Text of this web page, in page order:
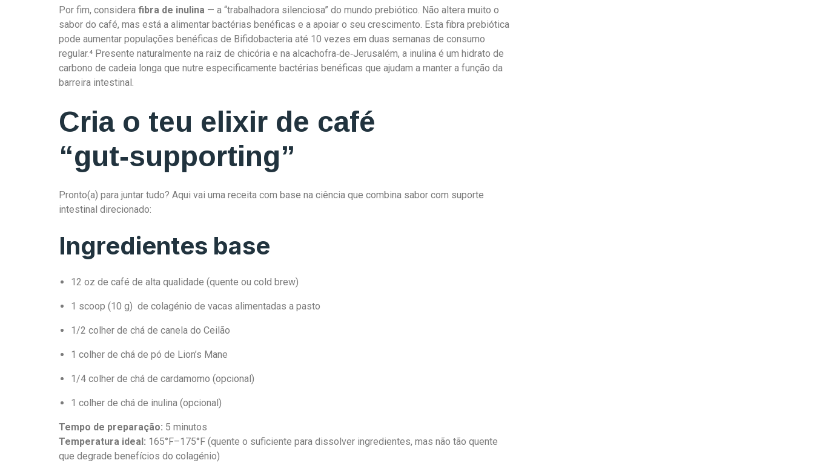
Por fim, considera fibra de inulina — a “trabalhadora silenciosa” do mundo prebiótico. Não altera muito o
sabor do café, mas está a alimentar bactérias benéficas e a apoiar o seu crescimento. Esta fibra prebiótica
pode aumentar populações benéficas de Bifidobacteria até 10 vezes em duas semanas de consumo
regular.⁴ Presente naturalmente na raiz de chicória e na alcachofra‑de‑Jerusalém, a inulina é um hidrato de
carbono de cadeia longa que nutre especificamente bactérias benéficas que ajudam a manter a função da
barreira intestinal.
Cria o teu elixir de café
“gut‑supporting”
Pronto(a) para juntar tudo? Aqui vai uma receita com base na ciência que combina sabor com suporte
intestinal direcionado:
Ingredientes base
12 oz de café de alta qualidade (quente ou cold brew)
1 scoop (10 g) de colagénio de vacas alimentadas a pasto
1/2 colher de chá de canela do Ceilão
1 colher de chá de pó de Lion’s Mane
1/4 colher de chá de cardamomo (opcional)
1 colher de chá de inulina (opcional)
Tempo de preparação: 5 minutos
Temperatura ideal: 165°F–175°F (quente o suficiente para dissolver ingredientes, mas não tão quente
que degrade benefícios do colagénio)